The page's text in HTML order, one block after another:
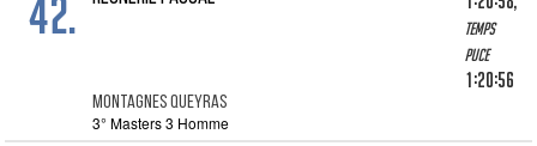
42.
MONTAGNES QUEYRAS
Temps
puce
1:20:56
3° Masters 3 Homme